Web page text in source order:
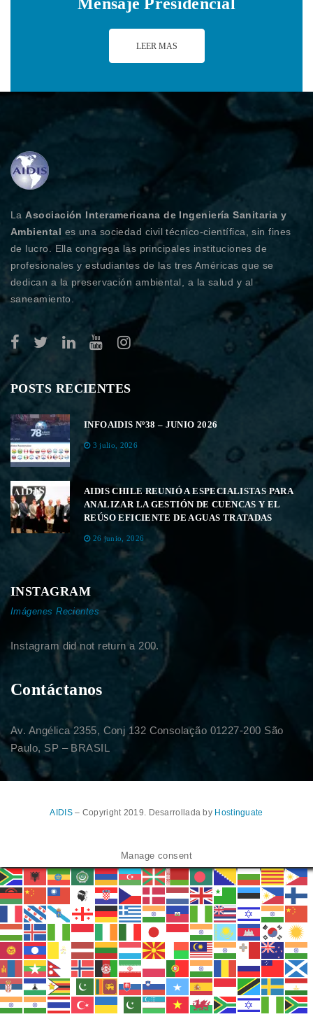
Mensaje Presidencial
LEER MAS
LaAsociación Interamericana de Ingeniería Sanitaria y
Ambiental es una sociedad civil técnico-científica, sin fines
de lucro. Ella congrega las principales instituciones de
profesionales y estudiantes de las tres Américas que se
dedican a la preservación ambiental, a la salud y al
saneamiento.
POSTS RECIENTES
INFOAIDIS Nº38 – JUNIO 2026
3 julio, 2026
AIDIS CHILE REUNIÓ A ESPECIALISTAS PARA
ANALIZAR LA GESTIÓN DE CUENCAS Y EL
REÚSO EFICIENTE DE AGUAS TRATADAS
26 junio, 2026
INSTAGRAM
Imágenes Recientes
Instagram did not return a 200.
Contáctanos
Av. Angélica 2355, Conj 132 Consolação 01227-200 São
Paulo, SP – BRASIL
AIDIS– Copyright 2019. Desarrollada by Hostinguate
Manage consent